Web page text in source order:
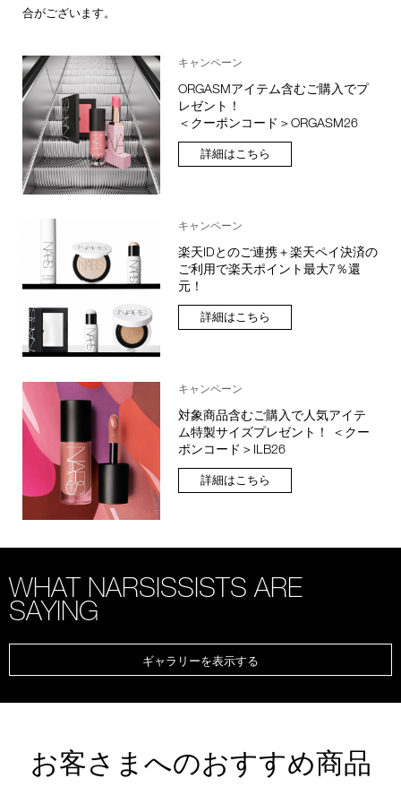
合がございます。
キャンペーン
ORGASMアイテム含むご購入でプ
レゼント！
＜クーポンコード＞ORGASM26
詳細はこちら
キャンペーン
楽天IDとのご連携＋楽天ペイ決済の
ご利用で楽天ポイント最大7％還
元！
詳細はこちら
キャンペーン
対象商品含むご購入で人気アイテ
ム特製サイズプレゼント！ ＜クー
ポンコード＞ILB26
詳細はこちら
WHAT NARSISSISTS ARE
SAYING
ギャラリーを表示する
お客さまへのおすすめ商品